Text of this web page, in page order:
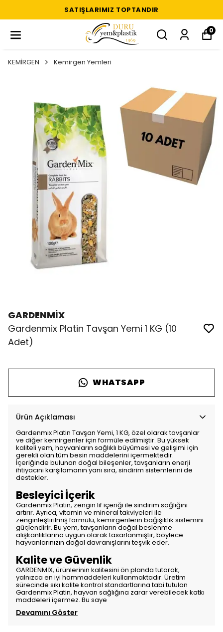
SATIŞLARIMIZ TOPTANDIR
0
KEMİRGEN Kemirgen Yemleri
GARDENMİX
Gardenmix Platin Tavşan Yemi 1 KG (10
Adet)
WHATSAPP
Ürün Açıklaması
Gardenmix Platin Tavşan Yemi, 1 KG, özel olarak tavşanlar
ve diğer kemirgenler için formüle edilmiştir. Bu yüksek
kaliteli yem, hayvanların sağlıklı büyümesi ve gelişimi için
gerekli olan tüm besin maddelerini içermektedir.
İçeriğinde bulunan doğal bileşenler, tavşanların enerji
ihtiyacını karşılamanın yanı sıra, sindirim sistemlerini de
destekler.
Besleyici İçerik
Gardenmix Platin, zengin lif içeriği ile sindirim sağlığını
artırır. Ayrıca, vitamin ve mineral takviyeleri ile
zenginleştirilmiş formülü, kemirgenlerin bağışıklık sistemini
güçlendirir. Bu yem, tavşanların doğal beslenme
alışkanlıklarına uygun olarak tasarlanmıştır, böylece
hayvanlarınızın doğal davranışlarını teşvik eder.
Kalite ve Güvenlik
GARDENMİX, ürünlerinin kalitesini ön planda tutarak,
yalnızca en iyi hammaddeleri kullanmaktadır. Üretim
sürecinde sıkı kalite kontrol standartlarına tabi tutulan
Gardenmix Platin, hayvan sağlığına zarar verebilecek katkı
maddeleri içermez. Bu saye
Devamını Göster